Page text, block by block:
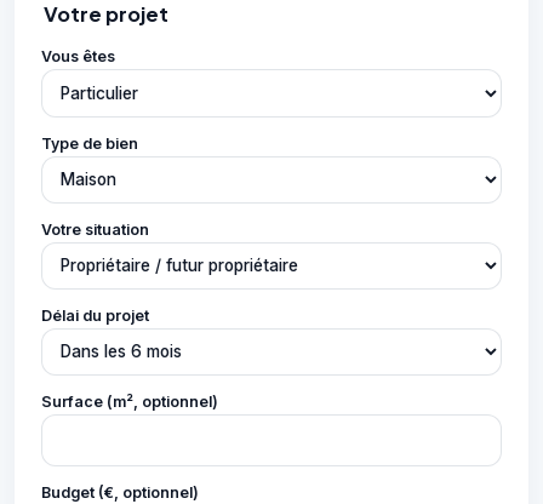
Votre projet
Vous êtes
Type de bien
Votre situation
Délai du projet
Surface (m², optionnel)
Budget (€, optionnel)